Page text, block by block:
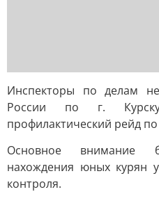
Инспекторы по делам
России по г.
профилактический рейд
Основное внимание
нахождения юных курян
контроля.